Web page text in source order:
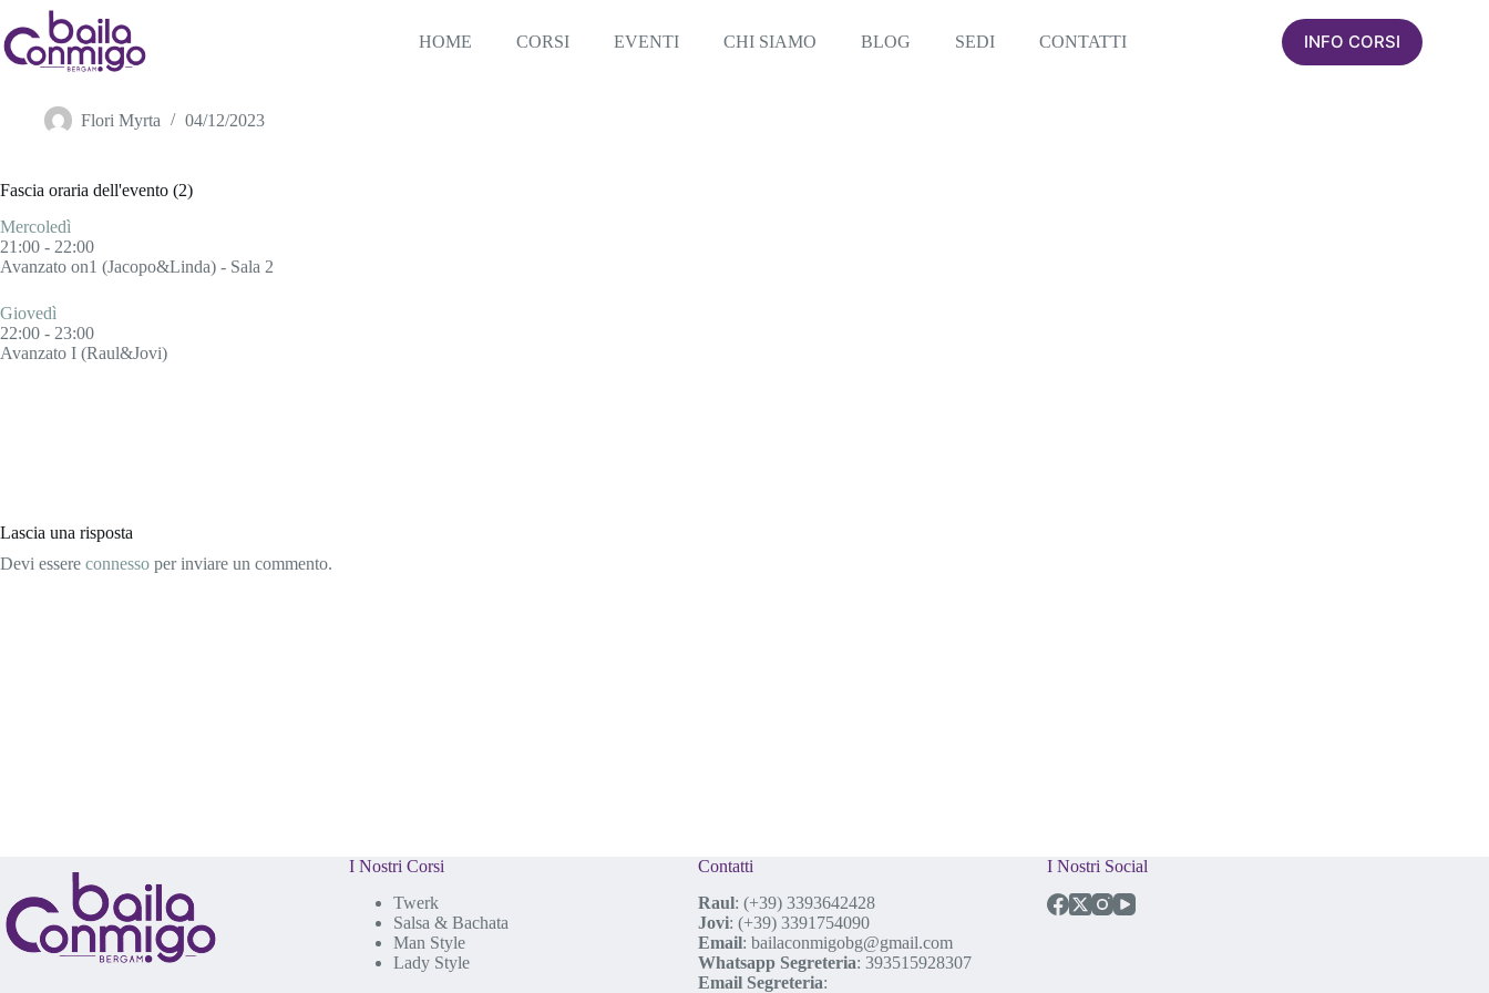
al
contenuto
HOME CORSI EVENTI CHI SIAMO BLOG SEDI CONTATTI INFO CORSI
Flori Myrta 04/12/2023
Fascia oraria dell'evento (2)
Mercoledì
21:00 - 22:00
Avanzato on1 (Jacopo&Linda) - Sala 2
Giovedì
22:00 - 23:00
Avanzato I (Raul&Jovi)
Lascia una risposta
Devi essere connesso per inviare un commento.
I Nostri Corsi
Twerk
Salsa & Bachata
Man Style
Lady Style
Contatti
Raul: (+39) 3393642428
Jovi: (+39) 3391754090
Email: bailaconmigobg@gmail.com
Whatsapp Segreteria: 393515928307
Email Segreteria:
I Nostri Social